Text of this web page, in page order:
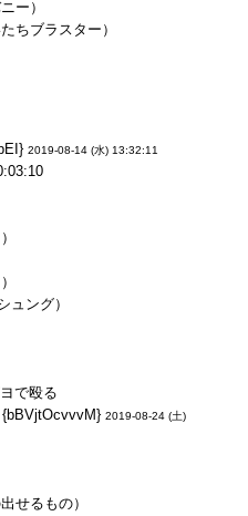
ー）
ちブラスター）
2019-08-14 (水) 13:32:11
ング）
で殴る
2019-08-24 (土)
せるもの）